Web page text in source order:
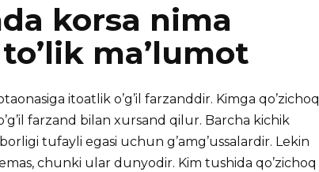
korsa nima
ma’lumot
itoatlik o’g’il farzanddir. Kimga qo’zichoq
farzand bilan xursand qilur. Barcha kichik
tufayli egasi uchun g’amg’ussalardir. Lekin
chunki ular dunyodir. Kim tushida qo’zichoq